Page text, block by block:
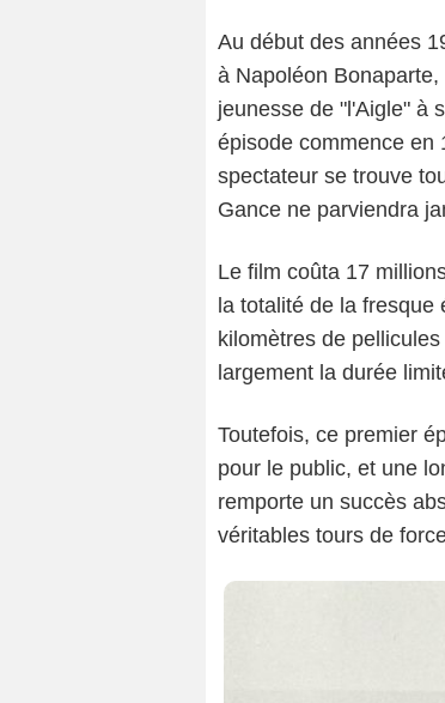
Au début des années
à Napoléon
jeunesse de "l'Aigle" à
épisode commence en
spectateur se trouve
Gance ne parviendra
Le film coûta 17
la totalité de la
kilomètres de
largement la durée
Toutefois, ce premier
pour le public, et une
remporte un succès
véritables tours de